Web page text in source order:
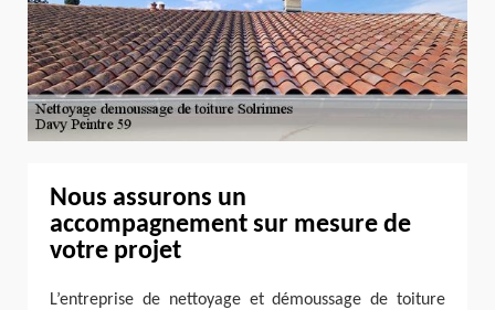
Nous assurons un
accompagnement sur mesure de
votre projet
L’entreprise de nettoyage et démoussage de toiture